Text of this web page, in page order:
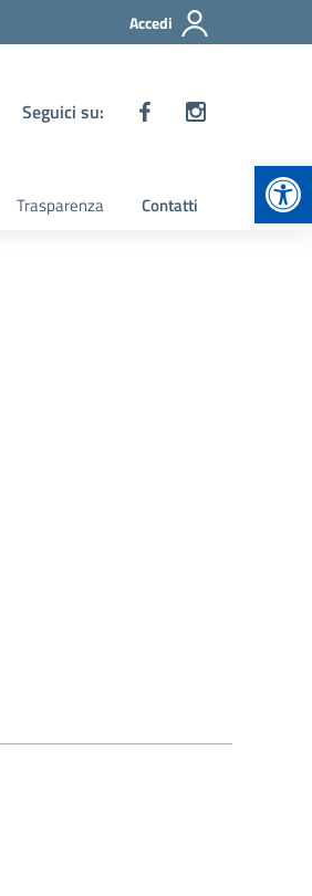
Accedi
Seguici su:
Trasparenza Contatti